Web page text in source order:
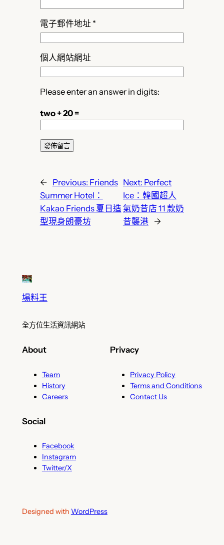
電子郵件地址 *
個人網站網址
Please enter an answer in digits:
two + 20 =
← Previous: Friends
Summer Hotel：
Kakao Friends 夏日造
型現身朗豪坊
Next: Perfect
Ice：韓國超人
氣奶昔店 11 款奶
昔襲港
→
場料王
全方位生活資訊網站
About
Team
History
Careers
Privacy
Privacy Policy
Terms and Conditions
Contact Us
Social
Facebook
Instagram
Twitter/X
Designed with WordPress